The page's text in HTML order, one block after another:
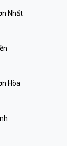
Nhất
Hòa